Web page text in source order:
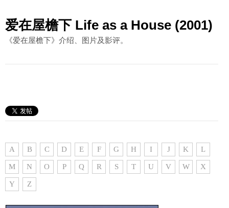
爱在屋檐下 Life as a House (2001)
《爱在屋檐下》介绍、图片及影评。
A B C D E F G H I J K L
M N O P Q R S T U V W X
Y Z